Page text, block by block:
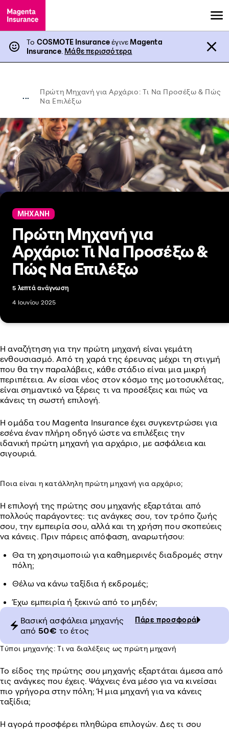
Το COSMOTE InsuranceέγινεMagenta
Insurance. Μάθε περισσότερα
...
Πρώτη Μηχανή για Αρχάριο: Τι Να Προσέξω & Πώς
Να Επιλέξω
ΜΗΧΑΝΗ
Πρώτη Μηχανή για
Αρχάριο: Τι Να Προσέξω &
Πώς Να Επιλέξω
5 λεπτά ανάγνωση
4 Ιουνίου 2025
Η αναζήτηση για την πρώτη μηχανή είναι γεμάτη
ενθουσιασμό. Από τη χαρά της έρευνας μέχρι τη στιγμή
που θα την παραλάβεις, κάθε στάδιο είναι μια μικρή
περιπέτεια. Αν είσαι νέος στον κόσμο της μοτοσυκλέτας,
είναι σημαντικό να ξέρεις τι να προσέξεις και πώς να
κάνεις τη σωστή επιλογή.
Η ομάδα του Magenta Insurance έχει συγκεντρώσει για
εσένα έναν πλήρη οδηγό ώστε να επιλέξεις την
ιδανική πρώτη μηχανή για αρχάριο, με ασφάλεια και
σιγουριά.
Ποια είναι η κατάλληλη πρώτη μηχανή για αρχάριο;
Η επιλογή της πρώτης σου μηχανής εξαρτάται από
πολλούς παράγοντες: τις ανάγκες σου, τον τρόπο ζωής
σου, την εμπειρία σου, αλλά και τη χρήση που σκοπεύεις
να κάνεις. Πριν πάρεις απόφαση, αναρωτήσου:
Θα τη χρησιμοποιώ για καθημερινές διαδρομές στην
πόλη;
Θέλω να κάνω ταξίδια ή εκδρομές;
Έχω εμπειρία ή ξεκινώ από το μηδέν;
Βασική ασφάλεια μηχανής
από 50€ το έτος
Πάρε προσφορά
Τύποι μηχανής: Τι να διαλέξεις ως πρώτη μηχανή
Το είδος της πρώτης σου μηχανής εξαρτάται άμεσα από
τις ανάγκες που έχεις. Ψάχνεις ένα μέσο για να κινείσαι
πιο γρήγορα στην πόλη; Ή μια μηχανή για να κάνεις
ταξίδια;
Η αγορά προσφέρει πληθώρα επιλογών. Δες τι σου